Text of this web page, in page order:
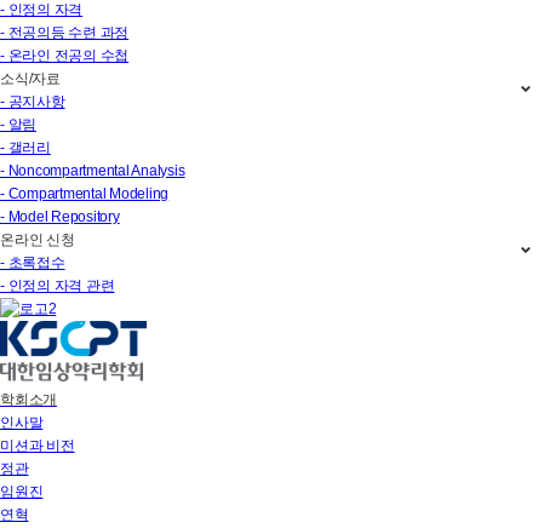
- 인정의 자격
- 전공의등 수련 과정
- 온라인 전공의 수첩
소식/자료
- 공지사항
- 알림
- 갤러리
- Noncompartmental Analysis
- Compartmental Modeling
- Model Repository
온라인 신청
- 초록접수
- 인정의 자격 관련
학회소개
인사말
미션과 비전
정관
임원진
연혁